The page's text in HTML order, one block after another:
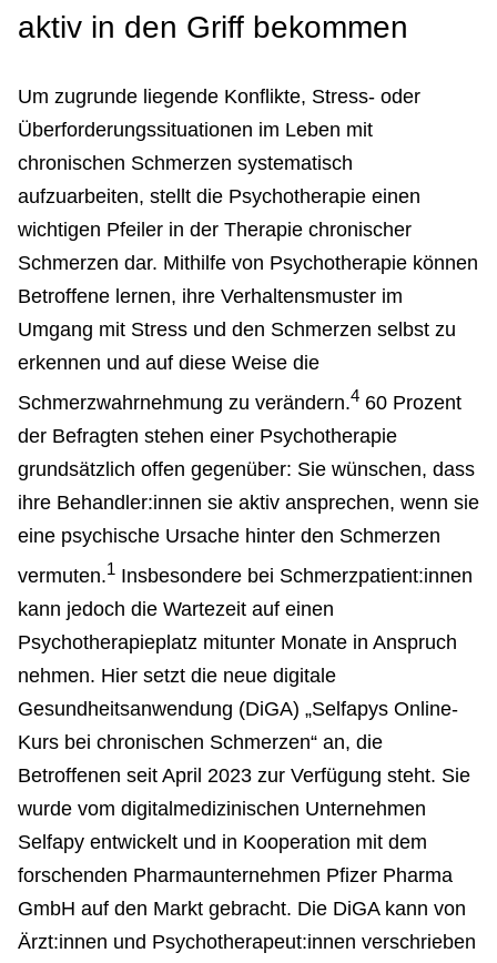
aktiv in den Griff bekommen
Um zugrunde liegende Konflikte, Stress- oder
Überforderungssituationen im Leben mit
chronischen Schmerzen systematisch
aufzuarbeiten, stellt die Psychotherapie einen
wichtigen Pfeiler in der Therapie chronischer
Schmerzen dar. Mithilfe von Psychotherapie können
Betroffene lernen, ihre Verhaltensmuster im
Umgang mit Stress und den Schmerzen selbst zu
erkennen und auf diese Weise die
Schmerzwahrnehmung zu verändern.4 60 Prozent
der Befragten stehen einer Psychotherapie
grundsätzlich offen gegenüber: Sie wünschen, dass
ihre Behandler:innen sie aktiv ansprechen, wenn sie
eine psychische Ursache hinter den Schmerzen
vermuten.1 Insbesondere bei Schmerzpatient:innen
kann jedoch die Wartezeit auf einen
Psychotherapieplatz mitunter Monate in Anspruch
nehmen. Hier setzt die neue digitale
Gesundheitsanwendung (DiGA) „Selfapys Online-
Kurs bei chronischen Schmerzen“ an, die
Betroffenen seit April 2023 zur Verfügung steht. Sie
wurde vom digitalmedizinischen Unternehmen
Selfapy entwickelt und in Kooperation mit dem
forschenden Pharmaunternehmen Pfizer Pharma
GmbH auf den Markt gebracht. Die DiGA kann von
Ärzt:innen und Psychotherapeut:innen verschrieben